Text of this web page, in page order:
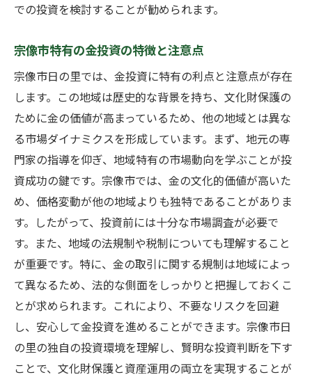
での投資を検討することが勧められます。
宗像市特有の金投資の特徴と注意点
宗像市日の里では、金投資に特有の利点と注意点が存在
します。この地域は歴史的な背景を持ち、文化財保護の
ために金の価値が高まっているため、他の地域とは異な
る市場ダイナミクスを形成しています。まず、地元の専
門家の指導を仰ぎ、地域特有の市場動向を学ぶことが投
資成功の鍵です。宗像市では、金の文化的価値が高いた
め、価格変動が他の地域よりも独特であることがありま
す。したがって、投資前には十分な市場調査が必要で
す。また、地域の法規制や税制についても理解すること
が重要です。特に、金の取引に関する規制は地域によっ
て異なるため、法的な側面をしっかりと把握しておくこ
とが求められます。これにより、不要なリスクを回避
し、安心して金投資を進めることができます。宗像市日
の里の独自の投資環境を理解し、賢明な投資判断を下す
ことで、文化財保護と資産運用の両立を実現することが